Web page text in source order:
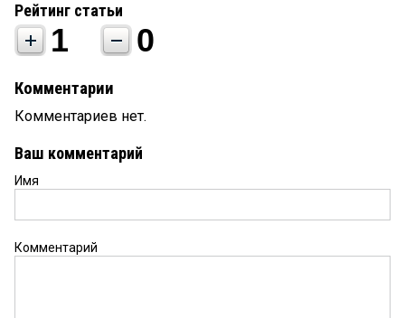
Рейтинг статьи
1 0
Комментарии
Комментариев нет.
Ваш комментарий
Имя
Комментарий